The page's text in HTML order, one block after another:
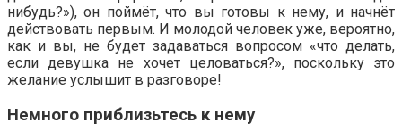
нибудь?»), он поймёт, что вы готовы к нему, и начнёт
действовать первым. И молодой человек уже, вероятно,
как и вы, не будет задаваться вопросом «что делать,
если девушка не хочет целоваться?», поскольку это
желание услышит в разговоре!
Немного приблизьтесь к нему